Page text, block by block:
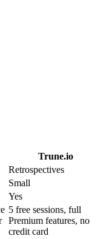
Trune.io
Retrospectives
Small
Yes
5 free sessions, full
Premium features, no
credit card